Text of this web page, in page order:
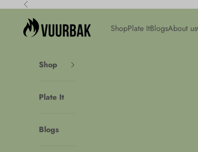
Skip to content
Previous
Vuurbak ShopPlate ItBlogsAbout us
Shop
Plate It
Blogs